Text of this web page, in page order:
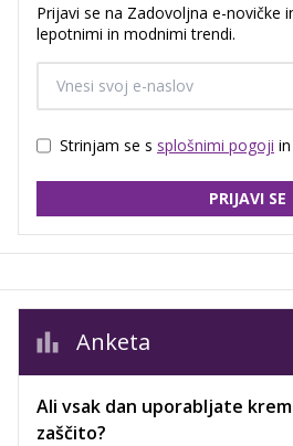
Prijavi se na Zadovoljna e-novičke
lepotnimi in modnimi trendi.
Strinjam se s splošnimi pogoji in
PRIJAVI SE
Anketa
Ali vsak dan uporabljate
zaščito?